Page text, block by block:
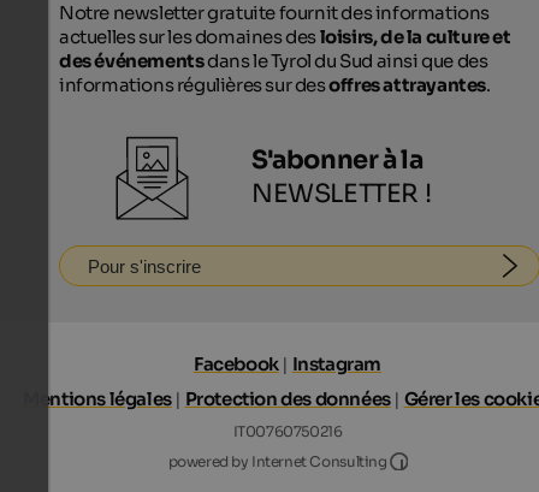
Notre newsletter gratuite fournit des informations
actuelles sur les domaines desloisirs, de la culture et
des événementsdans le Tyrol du Sud ainsi que des
informations régulières sur desoffres attrayantes.
S'abonner à la
NEWSLETTER !
Pour s'inscrire
Facebook | Instagram
Mentions légales| Protection des données| Gérer les
IT00760750216
powered by Internet Consulting
Internet